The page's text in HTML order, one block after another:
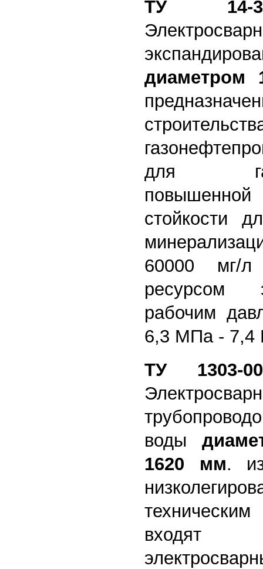
ТУ 14-3-
диаметром
для
стойкости
60000 мг/
ресурсом
рабочим
6,3 МПа -
ТУ 1303-
воды
1620 мм.
входят